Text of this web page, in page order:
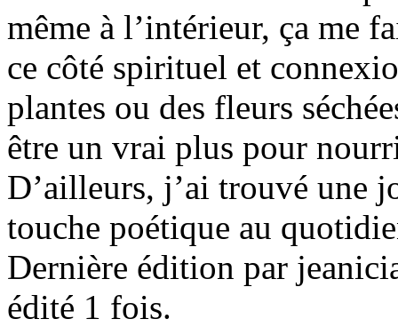
même à l’intérieur, ça me
ce côté spirituel et
plantes ou des fleurs
être un vrai plus pour
D’ailleurs, j’ai trouvé une
touche poétique au
Dernière édition par
édité 1 fois.